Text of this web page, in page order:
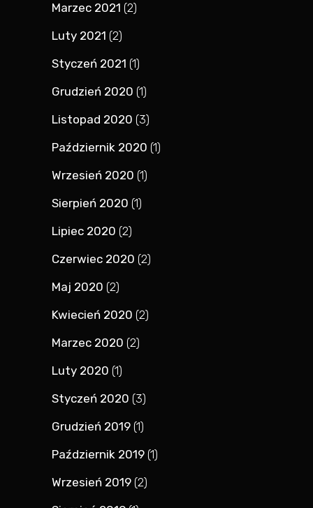
Marzec 2021 (2)
Luty 2021 (2)
Styczeń 2021 (1)
Grudzień 2020 (1)
Listopad 2020 (3)
Październik 2020 (1)
Wrzesień 2020 (1)
Sierpień 2020 (1)
Lipiec 2020 (2)
Czerwiec 2020 (2)
Maj 2020 (2)
Kwiecień 2020 (2)
Marzec 2020 (2)
Luty 2020 (1)
Styczeń 2020 (3)
Grudzień 2019 (1)
Październik 2019 (1)
Wrzesień 2019 (2)